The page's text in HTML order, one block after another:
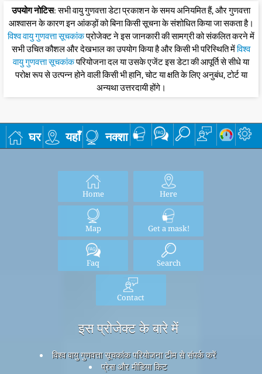
उपयोग नोटिस: सभी वायु गुणवत्ता डेटा प्रकाशन के समय अनियमित हैं, और गुणवत्ता
आश्वासन के कारण इन आंकड़ों को बिना किसी सूचना के संशोधित किया जा सकता है।
विश्व वायु गुणवत्ता सूचकांकप्रोजेक्ट ने इस जानकारी की सामग्री को संकलित करने में
सभी उचित कौशल और देखभाल का उपयोग किया है और किसी भी परिस्थिति मेंविश्व
वायु गुणवत्ता सूचकांकपरियोजना दल या उसके एजेंट इस डेटा की आपूर्ति से सीधे या
परोक्ष रूप से उत्पन्न होने वाली किसी भी हानि, चोट या क्षति के लिए अनुबंध, टोर्ट या
अन्यथा उत्तरदायी होंगे।
घर यहाँ नक्शा
Home Here
Map Get a mask!
Faq Search
Contact
इस प्रोजेक्ट के बारे में
विश्व वायु गुणवत्ता सूचकांक परियोजना टीम से संपर्क करें
प्रेस और मीडिया किट